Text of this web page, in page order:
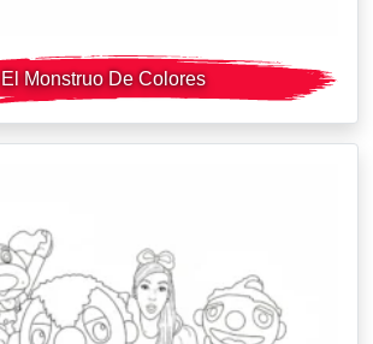
El Monstruo De Colores